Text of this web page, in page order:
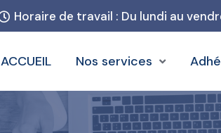
Horaire de travail : Du lundi au
ACCUEIL Nos services